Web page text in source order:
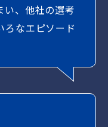
い、他社の選考
ろなエピソード